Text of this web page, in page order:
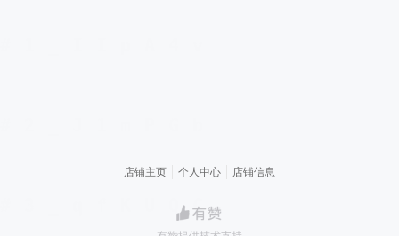
店铺主页 个人中心 店铺信息